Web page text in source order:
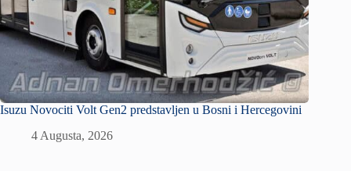
Isuzu Novociti Volt Gen2 predstavljen u Bosni i Hercegovini
4 Augusta, 2026